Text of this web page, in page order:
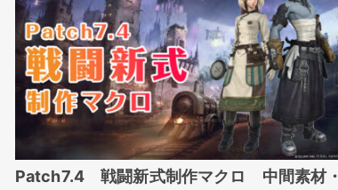
Patch7.4 戦闘新式制作マクロ 中間素材・